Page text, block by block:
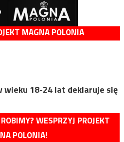
MAGNA POLONIA
wieku 18-24 lat deklaruje się
WESPRZYJ PROJEKT
POLONIA!